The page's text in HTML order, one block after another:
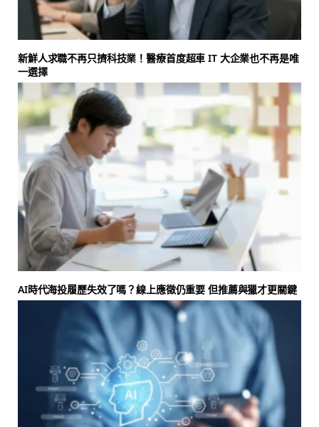
新鮮人求職不再只擠科技業！醫療首度超車 IT 大企業也不再是唯
一選擇
AI時代海投履歷失效了嗎？線上應徵仍重要 但推薦與獵才更關鍵